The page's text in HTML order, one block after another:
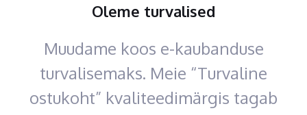
Oleme turvalised
Muudame koos e-kaubanduse
turvalisemaks. Meie “Turvaline
ostukoht” kvaliteedimärgis tagab